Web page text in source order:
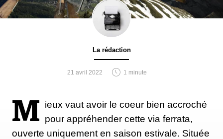
La rédaction
21 avril 2022 1 minute
M ieux vaut avoir le coeur bien accroché
pour appréhender cette via ferrata,
ouverte uniquement en saison estivale. Située